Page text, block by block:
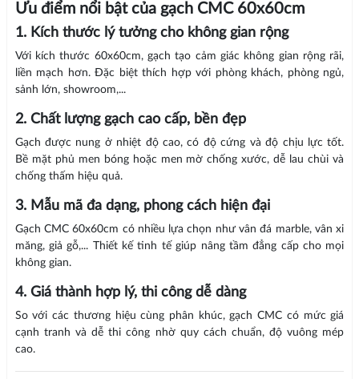
Ưu điểm nổi bật của gạch CMC 60x60cm
1. Kích thước lý tưởng cho không gian rộng
Với kích thước 60x60cm, gạch tạo cảm giác không gian rộng rãi,
liền mạch hơn. Đặc biệt thích hợp với phòng khách, phòng ngủ,
sảnh lớn, showroom,...
2. Chất lượng gạch cao cấp, bền đẹp
Gạch được nung ở nhiệt độ cao, có độ cứng và độ chịu lực tốt.
Bề mặt phủ men bóng hoặc men mờ chống xước, dễ lau chùi và
chống thấm hiệu quả.
3. Mẫu mã đa dạng, phong cách hiện đại
Gạch CMC 60x60cm có nhiều lựa chọn như vân đá marble, vân xi
măng, giả gỗ,... Thiết kế tinh tế giúp nâng tầm đẳng cấp cho mọi
không gian.
4. Giá thành hợp lý, thi công dễ dàng
So với các thương hiệu cùng phân khúc, gạch CMC có mức giá
cạnh tranh và dễ thi công nhờ quy cách chuẩn, độ vuông mép
cao.